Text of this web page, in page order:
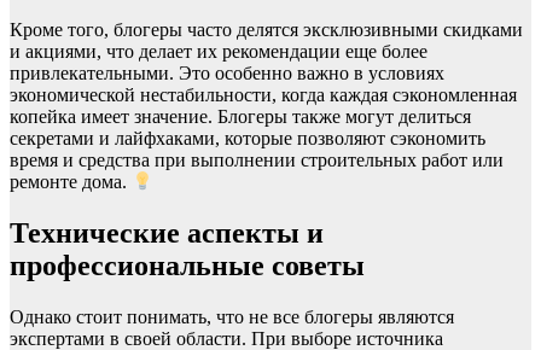
Кроме того, блогеры часто делятся эксклюзивными скидками
и акциями, что делает их рекомендации еще более
привлекательными. Это особенно важно в условиях
экономической нестабильности, когда каждая сэкономленная
копейка имеет значение. Блогеры также могут делиться
секретами и лайфхаками, которые позволяют сэкономить
время и средства при выполнении строительных работ или
ремонте дома.
Технические аспекты и
профессиональные советы
Однако стоит понимать, что не все блогеры являются
экспертами в своей области. При выборе источника